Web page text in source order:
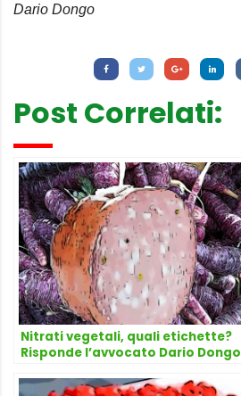
Dario Dongo
Post Correlati:
Nitrati vegetali, quali etichette?
Risponde l’avvocato Dario Dongo